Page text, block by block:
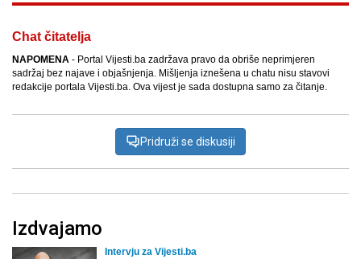
Chat čitatelja
NAPOMENA - Portal Vijesti.ba zadržava pravo da obriše neprimjeren
sadržaj bez najave i objašnjenja. Mišljenja iznešena u chatu nisu stavovi
redakcije portala Vijesti.ba. Ova vijest je sada dostupna samo za čitanje.
Pridruži se diskusiji
Izdvajamo
Intervju za Vijesti.ba